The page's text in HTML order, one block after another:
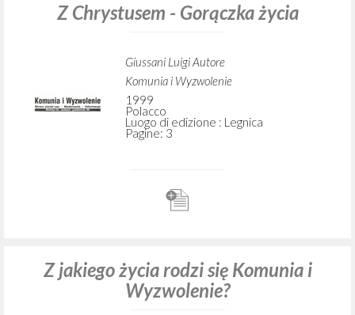
Z Chrystusem - Gorączka życia
Giussani Luigi Autore
Komunia i Wyzwolenie
1999
Polacco
Luogo di edizione : Legnica
Pagine: 3
Z jakiego życia rodzi się Komunia i
Wyzwolenie?